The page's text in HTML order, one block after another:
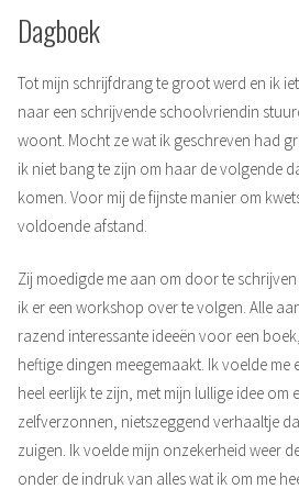
Dagboek
Tot mijn schrijfdrang te groot werd en ik
naar een schrijvende schoolvriendin
woont. Mocht ze wat ik geschreven had
ik niet bang te zijn om haar de volgende
komen. Voor mij de fijnste manier om
voldoende afstand.
Zij moedigde me aan om door te
ik er een workshop over te volgen. Alle
razend interessante ideeën voor een
heftige dingen meegemaakt. Ik voelde me
heel eerlijk te zijn, met mijn lullige idee om
zelfverzonnen, nietszeggend verhaaltje
zuigen. Ik voelde mijn onzekerheid weer
onder de indruk van alles wat ik om me